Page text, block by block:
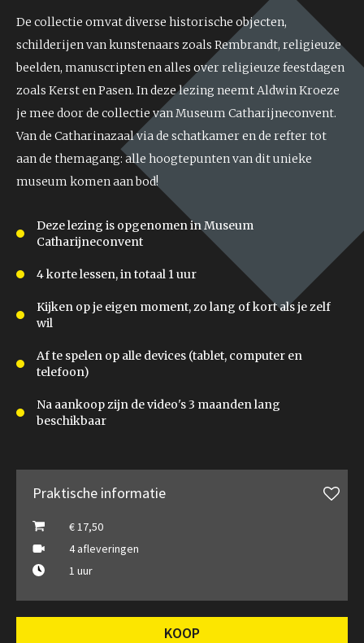
De collectie omvat diverse historische objecten,
schilderijen van kunstenaars zoals Rembrandt, religieuze
beelden, manuscripten en alles over religieuze feestdagen
zoals Kerst en Pasen. In deze lezing neemt Aldwin Kroeze
je mee door de collectie van Museum Catharijneconvent.
Van de Catharinazaal via de schatkamer en de refter tot
aan de themagang: alle hoogtepunten van dit unieke
museum komen aan bod!
Deze lezing is opgenomen in Museum
Catharijneconvent
4 korte lessen, in totaal 1 uur
Kijken op je eigen moment, zo lang of kort als je zelf
wil
Af te spelen op alle devices (tablet, computer en
telefoon)
Na aankoop zijn de video's 3 maanden lang
beschikbaar
Praktische informatie
€ 17,50
4 afleveringen
1 uur
KOOP